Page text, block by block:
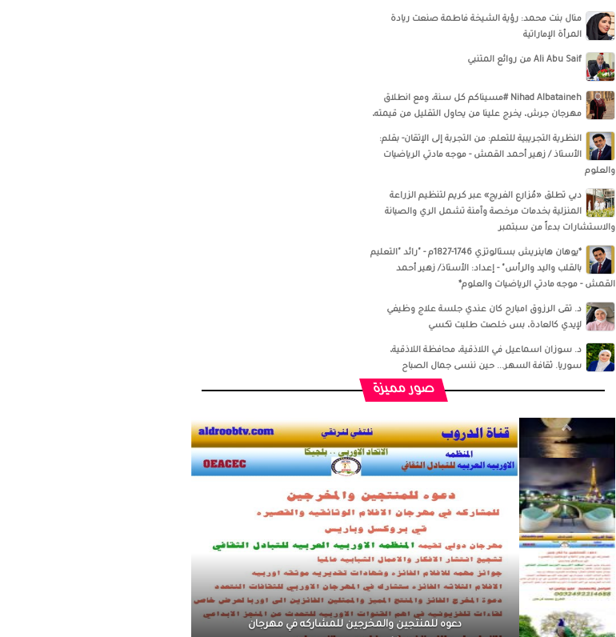
منال بنت محمد: رؤية الشيخة فاطمة صنعت ريادة
المرأة الإماراتية
Ali Abu Saif من روائع المتنبي
Nihad Albataineh #مسيناكم كل سنة، ومع انطلاق
مهرجان جرش، يخرج علينا من يحاول التقليل من قيمته،
النظرية التجريبية للتعلم: من التجربة إلى الإتقان- بقلم:
الأستاذ / زهير أحمد القمش - موجه مادتي الرياضيات
والعلوم
دبي تطلق «مُزارع الفريج» عبر كريم لتنظيم الزراعة
المنزلية بخدمات مرخصة وآمنة تشمل الري والصيانة
والاستشارات بدءاً من سبتمبر
*يوهان هاينريش بستالوتزي 1746-1827م - "رائد "التعليم
بالقلب واليد والرأس" - إعداد: الأستاذ/ زهير أحمد
القمش - موجه مادتي الرياضيات والعلوم*
د. تقى الرزوق امبارح كان عندي جلسة علاج وظيفي
لإيدي كالعادة، بس خلصت طلبت تكسي
د. سوزان اسماعيل‏ في ‏‏اللاذقية‏، ‏محافظة اللاذقية‏،
‏سوريا‏‏. ثقافة السهر... حين ننسى جمال الصباح
صور مميزة
الرجل العظيم يكون مطمئناً ، يتحرر من القلق ،